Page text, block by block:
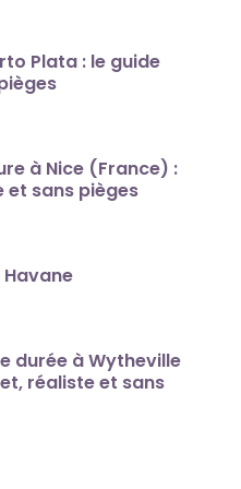
Plata : le guide
à Nice (France) :
et sans pièges
Havane
durée à Wytheville
réaliste et sans